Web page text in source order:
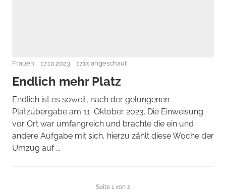
Frauen 17.10.2023 171x angeschaut
Endlich mehr Platz
Endlich ist es soweit, nach der gelungenen
Platzübergabe am 11. Oktober 2023. Die Einweisung
vor Ort war umfangreich und brachte die ein und
andere Aufgabe mit sich, hierzu zählt diese Woche der
Umzug auf ...
Seite 1 von 2